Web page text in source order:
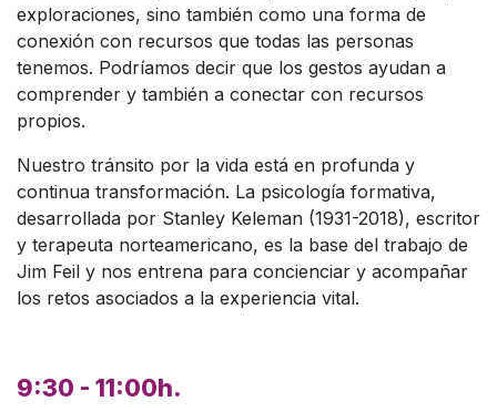
exploraciones, sino también como una forma de
conexión con recursos que todas las personas
tenemos. Podríamos decir que los gestos ayudan a
comprender y también a conectar con recursos
propios.
Nuestro tránsito por la vida está en profunda y
continua transformación. La psicología formativa,
desarrollada por Stanley Keleman (1931-2018), escritor
y terapeuta norteamericano, es la base del trabajo de
Jim Feil y nos entrena para concienciar y acompañar
los retos asociados a la experiencia vital.
9:30 - 11:00h.